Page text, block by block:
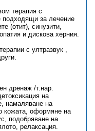
терапия с
подходящи за лечение
(отит), синузити,
и дискова херния.
с ултразвук ,
дренаж /т.нар.
на
намаляване на
кожата, оформяне на
подобряване на
релаксация.